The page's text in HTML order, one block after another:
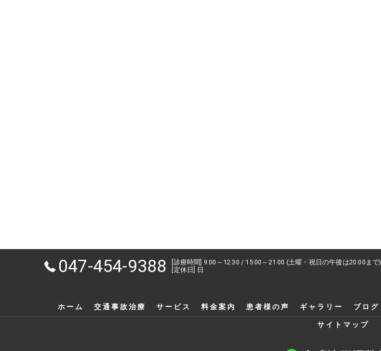
047-454-9388
[診療時間] 9:00～12:30 / 15:00～21:00 (土曜・祝日の午後は20:00まで)
[定休日] 日
ホーム 交通事故治療 サービス 料金案内 患者様の声 ギャラリー ブログ
サイトマップ